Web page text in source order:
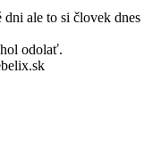
ale to si človek dnes
odolať.